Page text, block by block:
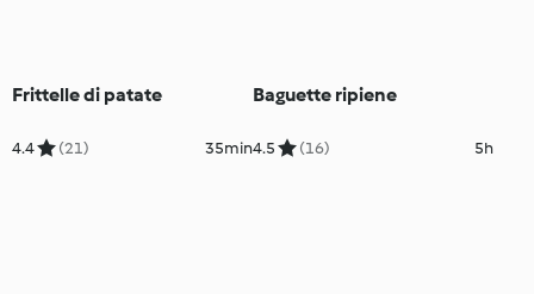
Frittelle di patate
4.4 (21) 35min
Baguette ripiene
4.5 (16) 5h